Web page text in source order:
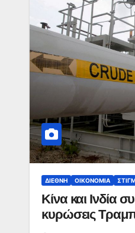
ΔΙΕΘΝΉ ΟΙΚΟΝΟΜΊΑ
Κίνα και Ινδία
κυρώσεις